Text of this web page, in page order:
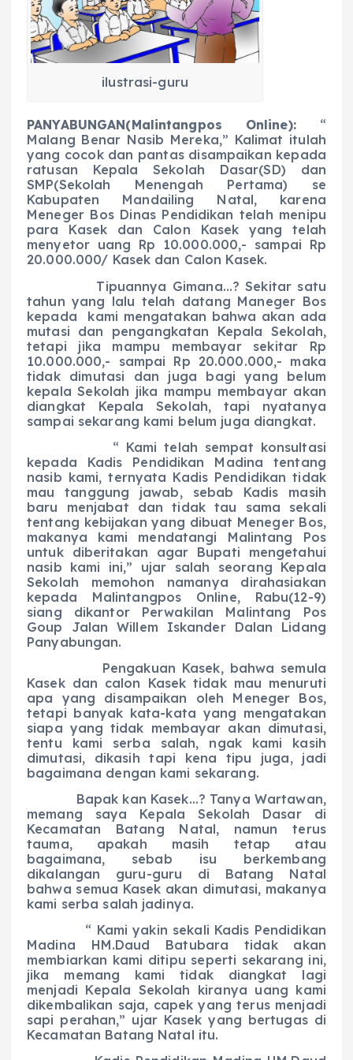
o
o
p
p
a
m
g
er
ilustrasi-guru
PANYABUNGAN(Malintangpos Online):“
Malang Benar Nasib Mereka,” Kalimat itulah
yang cocok dan pantas disampaikan kepada
ratusan Kepala Sekolah Dasar(SD) dan
SMP(Sekolah Menengah Pertama) se
Kabupaten Mandailing Natal, karena
Meneger Bos Dinas Pendidikan telah menipu
para Kasek dan Calon Kasek yang telah
menyetor uang Rp 10.000.000,- sampai Rp
20.000.000/ Kasek dan Calon Kasek.
Tipuannya Gimana…? Sekitar satu
tahun yang lalu telah datang Maneger Bos
kepada kami mengatakan bahwa akan ada
mutasi dan pengangkatan Kepala Sekolah,
tetapi jika mampu membayar sekitar Rp
10.000.000,- sampai Rp 20.000.000,- maka
tidak dimutasi dan juga bagi yang belum
kepala Sekolah jika mampu membayar akan
diangkat Kepala Sekolah, tapi nyatanya
sampai sekarang kami belum juga diangkat.
“ Kami telah sempat konsultasi
kepada Kadis Pendidikan Madina tentang
nasib kami, ternyata Kadis Pendidikan tidak
mau tanggung jawab, sebab Kadis masih
baru menjabat dan tidak tau sama sekali
tentang kebijakan yang dibuat Meneger Bos,
makanya kami mendatangi Malintang Pos
untuk diberitakan agar Bupati mengetahui
nasib kami ini,” ujar salah seorang Kepala
Sekolah memohon namanya dirahasiakan
kepada Malintangpos Online, Rabu(12-9)
siang dikantor Perwakilan Malintang Pos
Goup Jalan Willem Iskander Dalan Lidang
Panyabungan.
Pengakuan Kasek, bahwa semula
Kasek dan calon Kasek tidak mau menuruti
apa yang disampaikan oleh Meneger Bos,
tetapi banyak kata-kata yang mengatakan
siapa yang tidak membayar akan dimutasi,
tentu kami serba salah, ngak kami kasih
dimutasi, dikasih tapi kena tipu juga, jadi
bagaimana dengan kami sekarang.
Bapak kan Kasek…? Tanya Wartawan,
memang saya Kepala Sekolah Dasar di
Kecamatan Batang Natal, namun terus
tauma, apakah masih tetap atau
bagaimana, sebab isu berkembang
dikalangan guru-guru di Batang Natal
bahwa semua Kasek akan dimutasi, makanya
kami serba salah jadinya.
“ Kami yakin sekali Kadis Pendidikan
Madina HM.Daud Batubara tidak akan
membiarkan kami ditipu seperti sekarang ini,
jika memang kami tidak diangkat lagi
menjadi Kepala Sekolah kiranya uang kami
dikembalikan saja, capek yang terus menjadi
sapi perahan,” ujar Kasek yang bertugas di
Kecamatan Batang Natal itu.